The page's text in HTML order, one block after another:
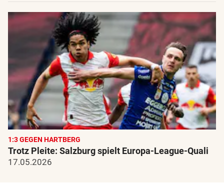
1:3 GEGEN HARTBERG
Trotz Pleite: Salzburg spielt Europa-League-Quali
17.05.2026